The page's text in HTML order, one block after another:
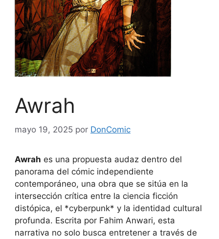
Awrah
mayo 19, 2025 por DonComic
Awrah es una propuesta audaz dentro del
panorama del cómic independiente
contemporáneo, una obra que se sitúa en la
intersección crítica entre la ciencia ficción
distópica, el *cyberpunk* y la identidad cultural
profunda. Escrita por Fahim Anwari, esta
narrativa no solo busca entretener a través de